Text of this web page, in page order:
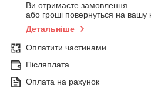
Ви отримаєте замовлення
або гроші повернуться на вашу
Детальніше
Оплатити частинами
Післяплата
Оплата на рахунок